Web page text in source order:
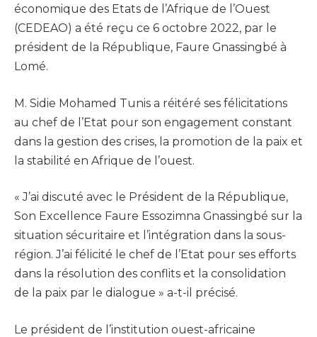
économique des Etats de l’Afrique de l’Ouest
(CEDEAO) a été reçu ce 6 octobre 2022, par le
président de la République, Faure Gnassingbé à
Lomé.
M. Sidie Mohamed Tunis a réitéré ses félicitations
au chef de l’Etat pour son engagement constant
dans la gestion des crises, la promotion de la paix et
la stabilité en Afrique de l’ouest.
« J’ai discuté avec le Président de la République,
Son Excellence Faure Essozimna Gnassingbé sur la
situation sécuritaire et l’intégration dans la sous-
région. J’ai félicité le chef de l’Etat pour ses efforts
dans la résolution des conflits et la consolidation
de la paix par le dialogue » a-t-il précisé.
Le président de l’institution ouest-africaine